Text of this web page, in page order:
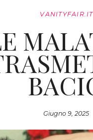
VANITYFAIR.IT
Giugno 9, 2025